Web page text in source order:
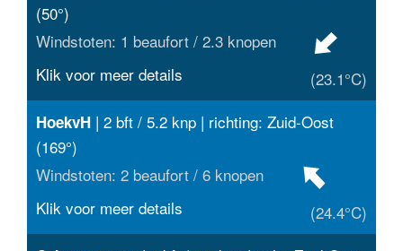
(50°)
Windstoten: 1 beaufort / 2.3 knopen
(23.1°C)
Klik voor meer details
HoekvH | 2 bft / 5.2 knp | richting: Zuid-Oost
(169°)
Windstoten: 2 beaufort / 6 knopen
(24.4°C)
Klik voor meer details